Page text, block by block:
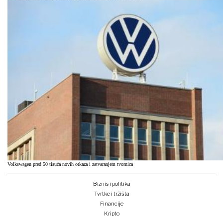
Volkswagen pred 50 tisuća novih otkaza i zatvaranjem tvornica
Biznis i politika
Tvrtke i tržišta
Financije
Kripto